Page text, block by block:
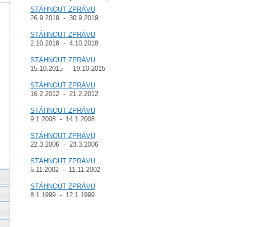
STÁHNOUT ZPRÁVU
26.9.2019 - 30.9.2019
STÁHNOUT ZPRÁVU
2.10.2018 - 4.10.2018
STÁHNOUT ZPRÁVU
15.10.2015 - 19.10.2015
STÁHNOUT ZPRÁVU
16.2.2012 - 21.2.2012
STÁHNOUT ZPRÁVU
9.1.2008 - 14.1.2008
STÁHNOUT ZPRÁVU
22.3.2006 - 23.3.2006
STÁHNOUT ZPRÁVU
5.11.2002 - 11.11.2002
STÁHNOUT ZPRÁVU
8.1.1999 - 12.1.1999